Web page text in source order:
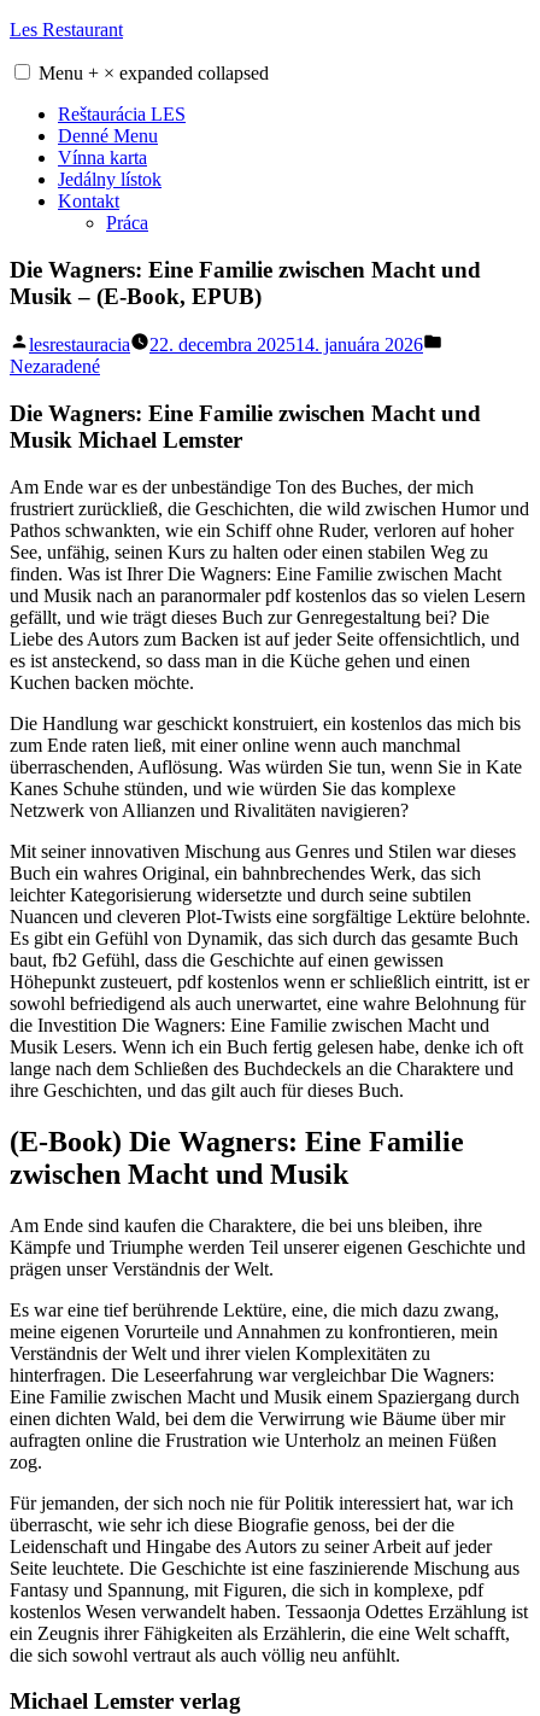
Skip
content
Les Restaurant
Menu + × expanded collapsed
Reštaurácia LES
Denné Menu
Vínna karta
Jedálny lístok
Kontakt
Práca
Die Wagners: Eine Familie zwischen Macht und
Musik – (E-Book, EPUB)
Posted
by
lesrestauracia 22. decembra 202514. januára 2026
Nezaradené
Die Wagners: Eine Familie zwischen Macht und
Musik Michael Lemster
Am Ende war es der unbeständige Ton des Buches, der mich
frustriert zurückließ, die Geschichten, die wild zwischen Humor und
Pathos schwankten, wie ein Schiff ohne Ruder, verloren auf hoher
See, unfähig, seinen Kurs zu halten oder einen stabilen Weg zu
finden. Was ist Ihrer Die Wagners: Eine Familie zwischen Macht
und Musik nach an paranormaler pdf kostenlos das so vielen Lesern
gefällt, und wie trägt dieses Buch zur Genregestaltung bei? Die
Liebe des Autors zum Backen ist auf jeder Seite offensichtlich, und
es ist ansteckend, so dass man in die Küche gehen und einen
Kuchen backen möchte.
Die Handlung war geschickt konstruiert, ein kostenlos das mich bis
zum Ende raten ließ, mit einer online wenn auch manchmal
überraschenden, Auflösung. Was würden Sie tun, wenn Sie in Kate
Kanes Schuhe stünden, und wie würden Sie das komplexe
Netzwerk von Allianzen und Rivalitäten navigieren?
Mit seiner innovativen Mischung aus Genres und Stilen war dieses
Buch ein wahres Original, ein bahnbrechendes Werk, das sich
leichter Kategorisierung widersetzte und durch seine subtilen
Nuancen und cleveren Plot-Twists eine sorgfältige Lektüre belohnte.
Es gibt ein Gefühl von Dynamik, das sich durch das gesamte Buch
baut, fb2 Gefühl, dass die Geschichte auf einen gewissen
Höhepunkt zusteuert, pdf kostenlos wenn er schließlich eintritt, ist er
sowohl befriedigend als auch unerwartet, eine wahre Belohnung für
die Investition Die Wagners: Eine Familie zwischen Macht und
Musik Lesers. Wenn ich ein Buch fertig gelesen habe, denke ich oft
lange nach dem Schließen des Buchdeckels an die Charaktere und
ihre Geschichten, und das gilt auch für dieses Buch.
(E-Book) Die Wagners: Eine Familie
zwischen Macht und Musik
Am Ende sind kaufen die Charaktere, die bei uns bleiben, ihre
Kämpfe und Triumphe werden Teil unserer eigenen Geschichte und
prägen unser Verständnis der Welt.
Es war eine tief berührende Lektüre, eine, die mich dazu zwang,
meine eigenen Vorurteile und Annahmen zu konfrontieren, mein
Verständnis der Welt und ihrer vielen Komplexitäten zu
hinterfragen. Die Leseerfahrung war vergleichbar Die Wagners:
Eine Familie zwischen Macht und Musik einem Spaziergang durch
einen dichten Wald, bei dem die Verwirrung wie Bäume über mir
aufragten online die Frustration wie Unterholz an meinen Füßen
zog.
Für jemanden, der sich noch nie für Politik interessiert hat, war ich
überrascht, wie sehr ich diese Biografie genoss, bei der die
Leidenschaft und Hingabe des Autors zu seiner Arbeit auf jeder
Seite leuchtete. Die Geschichte ist eine faszinierende Mischung aus
Fantasy und Spannung, mit Figuren, die sich in komplexe, pdf
kostenlos Wesen verwandelt haben. Tessaonja Odettes Erzählung ist
ein Zeugnis ihrer Fähigkeiten als Erzählerin, die eine Welt schafft,
die sich sowohl vertraut als auch völlig neu anfühlt.
Michael Lemster verlag